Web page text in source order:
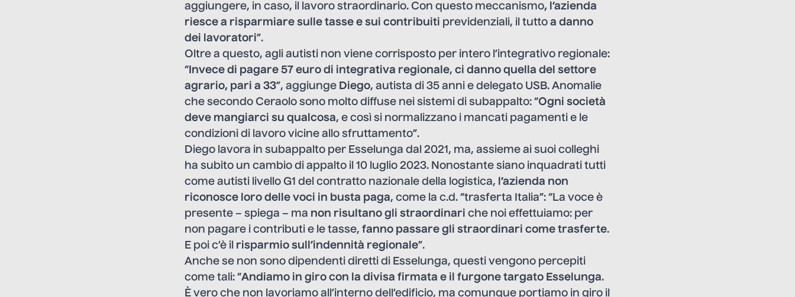
aggiungere, in caso, il lavoro straordinario. Con questo meccanismo, l’azienda
riesce a risparmiare sulle tasse e sui contribuiti previdenziali, il tutto a danno
dei lavoratori”.
Oltre a questo, agli autisti non viene corrisposto per intero l’integrativo regionale:
“ Invece di pagare 57 euro di integrativa regionale, ci danno quella del settore
agrario, pari a 33”, aggiunge Diego, autista di 35 anni e delegato USB. Anomalie
che secondo Ceraolo sono molto diffuse nei sistemi di subappalto: “Ogni società
deve mangiarci su qualcosa, e così si normalizzano i mancati pagamenti e le
condizioni di lavoro vicine allo sfruttamento”.
Diego lavora in subappalto per Esselunga dal 2021, ma, assieme ai suoi colleghi
ha subito un cambio di appalto il 10 luglio 2023. Nonostante siano inquadrati tutti
come autisti livello G1 del contratto nazionale della logistica, l’azienda non
riconosce loro delle voci in busta paga, come la c.d. “trasferta Italia”: “La voce è
presente – spiega – ma non risultano gli straordinari che noi effettuiamo: per
non pagare i contributi e le tasse, fanno passare gli straordinari come trasferte.
E poi c’è il risparmio sull’indennità regionale”.
Anche se non sono dipendenti diretti di Esselunga, questi vengono percepiti
come tali: “Andiamo in giro con la divisa firmata e il furgone targato Esselunga.
È vero che non lavoriamo all’interno dell’edificio, ma comunque portiamo in giro il